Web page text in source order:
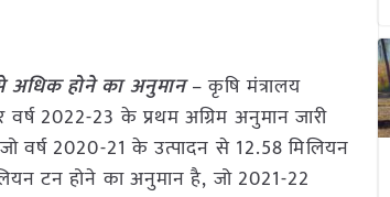
अधिक होने का अनुमान– कृषि मंत्रालय
2022-23 के प्रथम अग्रिम अनुमान जारी
वर्ष 2020-21 के उत्पादन से 12.58 मिलियन
टन होने का अनुमान है, जो 2021-22